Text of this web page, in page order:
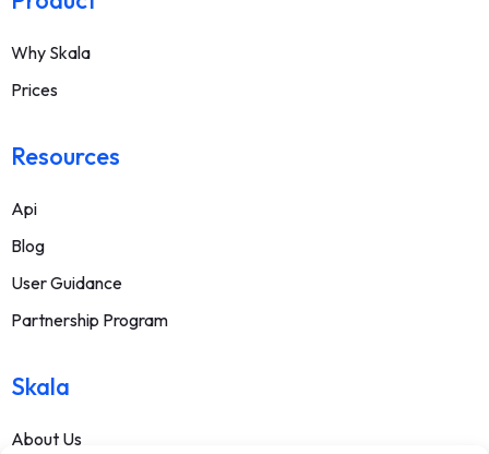
Why Skala
Prices
Resources
Api
Blog
User Guidance
Partnership Program
Skala
About Us